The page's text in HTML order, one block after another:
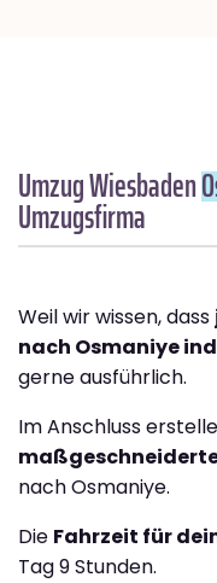
Umzug Wiesbaden
Umzugsfirma
Weil wir wissen, dass
nach Osmaniye
gerne ausführlich.
Im Anschluss
nach Osmaniye.
Die Fahrzeit für
Tag 9 Stunden.